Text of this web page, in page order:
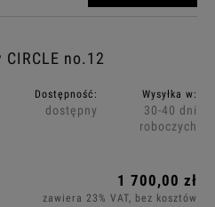
no.12
Dostępność:
dostępny
Wysyłka w:
30-40 dni
roboczych
1 700,00 zł
zawiera 23% VAT, bez kosztów